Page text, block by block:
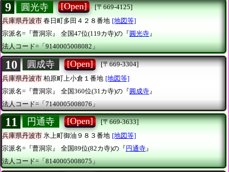
9 圓光寺 [Open]
[〒669-4125]
兵庫県丹波市 春日町多田４２８番地 [地図等]
宗派名=『曹洞宗』
全国47位(119カ寺)の『 圓光寺』
法人コード=「9140005008082」
10 圓成寺 [Open]
[〒669-3304]
兵庫県丹波市 柏原町上小倉１番地 [地図等]
宗派名=『曹洞宗』
全国360位(31カ寺)の『圓成寺 』
法人コード=「7140005008076」
11 円通寺 [Open]
[〒669-3633]
兵庫県丹波市 氷上町御油９８３番地 [地図等]
宗派名=『曹洞宗』
全国89位(82カ寺)の『 円通寺 』
法人コード=「8140005008075」